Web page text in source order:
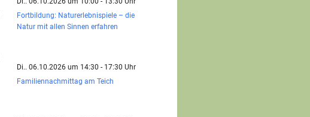
Fortbildung: Naturerlebnispiele – die
Natur mit allen Sinnen erfahren
Di.. 06.10.2026 um 14:30 - 17:30 Uhr
Familiennachmittag am Teich